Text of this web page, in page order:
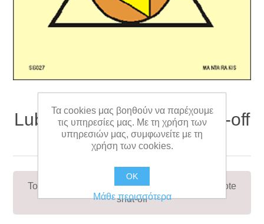
Lube oil pump remote shut-off
15 x 15
To signify the location of the Lube oil pump remote
shut-off
Τα cookies μας βοηθούν να παρέχουμε
τις υπηρεσίες μας. Με τη χρήση των
υπηρεσιών μας, συμφωνείτε με τη
χρήση των cookies.
OK
Μάθε περισσότερα